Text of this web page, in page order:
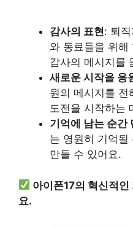
감사의 표현: 퇴
와 동료들을 위해
감사의 메시지를
새로운 시작을 응
원의 메시지를 전
도전을 시작하는
기억에 남는 순간
는 영원히 기억될
만들 수 있어요.
아이폰17의 혁신적
요.